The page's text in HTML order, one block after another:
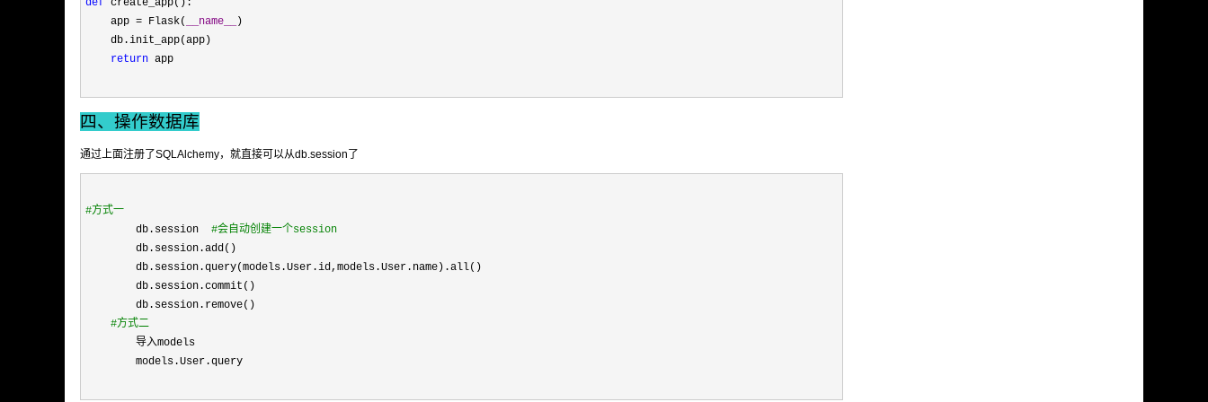
def
create_app():
    app
= Flask( __name__
)
    db.init_app(app)
return app
四、操作数据库
通过上面注册了SQLAlchemy，就直接可以从db.session了
#方式一
        db.session
#会自动创建一个session
        db.session.add()
        db.session.query(models.User.id,models.User.name).all()
        db.session.commit()
        db.session.remove()
#方式二
        导入models
        models.User.query